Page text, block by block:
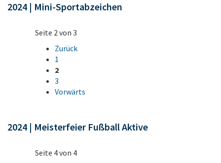
2024 | Mini-Sportabzeichen
Seite 2 von 3
Zurück
1
2
3
Vorwärts
2024 | Meisterfeier Fußball Aktive
Seite 4 von 4